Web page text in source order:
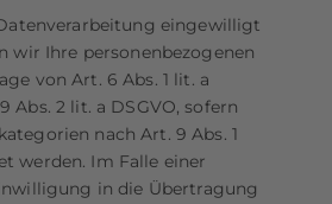
eingewilligt
wir Ihre personenbezogenen
von Art. 6 Abs. 1 lit. a
Abs. 2 lit. a DSGVO, sofern
nach Art. 9 Abs. 1
werden. Im Falle einer
in die Übertragung